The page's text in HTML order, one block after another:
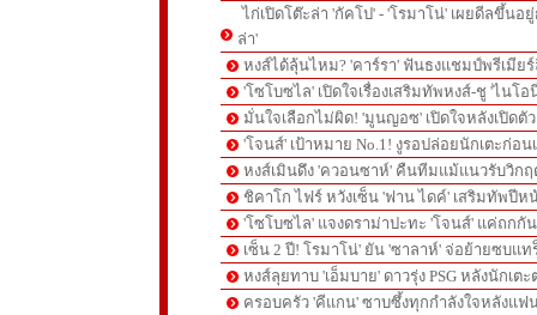
ไก่เปิดโต๊ะล่า 'กัคโป' - 'โรมาโน่' เผยดีลขึ้นอ
ล่า'
หงส์ได้ลุ้นไหม? 'คาร์รา' ฟันธงแชมป์พรีเมีย
'โซโบซไล' เปิดใจเรื่องเสริมทัพหงส์-ชู 'ไนโ
มั่นใจเลือกไม่ผิด! 'มูนญอซ' เปิดใจหลังเปิดตั
'โจนส์' เป้าหมาย No.1! งูรอปล่อยนักเตะก่อ
หงส์เมินดึง 'ควอนซาห์' คืนทีมแม้แนวรับวิก
ชิคาโก ไฟร์ หวังเซ็น 'ฟาน ไดค์' เสริมทัพปีห
'โซโบซไล' แจงดราม่าปะทะ 'โจนส์' แค่ถกกั
เซ็น 2 ปี! โรมาโน่' ยัน 'ซาลาห์' จ่อย้ายซบแ
หงส์ลุยทาบ 'เอ็มบาย' ดาวรุ่ง PSG หลังนักเต
ครอบครัว 'คีแกน' ซาบซึ้งทุกกำลังใจหลังแฟ